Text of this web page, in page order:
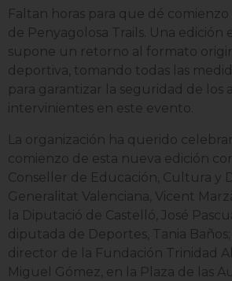
Faltan horas para que dé comienzo
de Penyagolosa Trails. Una edición
supone un retorno al formato
deportiva, tomando todas las
para garantizar la seguridad de los
intervinientes en este evento.
La organización ha querido
comienzo de esta nueva edición
Conseller de Educación, Cultura y
Generalitat Valenciana, Vicent
la Diputació de Castelló, José
diputada de Deportes, Tania Baños;
director de la Fundación Trinidad
Miguel Gómez, en la Plaza de las